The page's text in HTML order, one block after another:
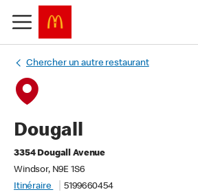
Chercher un autre restaurant
Dougall
3354 Dougall Avenue
Windsor, N9E 1S6
Itinéraire
5199660454